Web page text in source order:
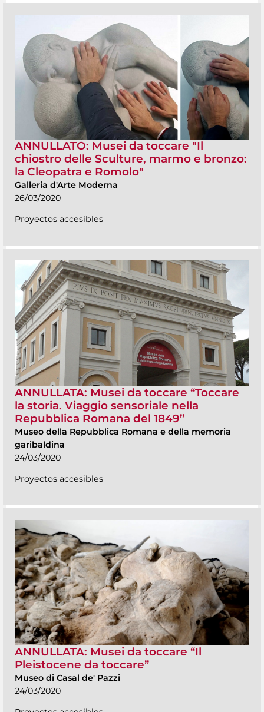
ANNULLATO: Musei da toccare "Il
chiostro delle Sculture, marmo e bronzo:
la Cleopatra e Romolo"
Galleria d'Arte Moderna
26/03/2020
Proyectos accesibles
ANNULLATA: Musei da toccare “Toccare
la storia. Viaggio sensoriale nella
Repubblica Romana del 1849”
Museo della Repubblica Romana e della memoria
garibaldina
24/03/2020
Proyectos accesibles
ANNULLATA: Musei da toccare “Il
Pleistocene da toccare”
Museo di Casal de' Pazzi
24/03/2020